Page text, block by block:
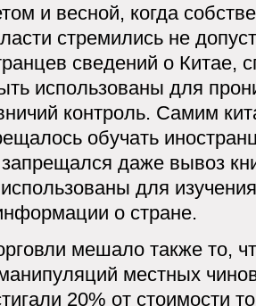
и весной, когда
стремились не
сведений о Китае,
использованы для
контроль. Самим
обучать
даже вывоз
для
о стране.
мешало также то,
местных
20% от стоимости